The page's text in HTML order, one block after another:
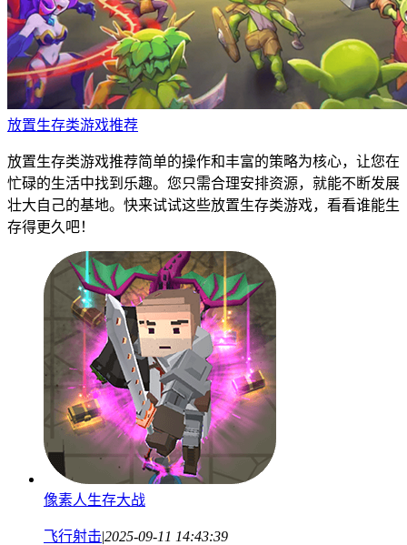
放置生存类游戏推荐
放置生存类游戏推荐简单的操作和丰富的策略为核心，让您在
忙碌的生活中找到乐趣。您只需合理安排资源，就能不断发展
壮大自己的基地。快来试试这些放置生存类游戏，看看谁能生
存得更久吧！
像素人生存大战
飞行射击|2025-09-11 14:43:39